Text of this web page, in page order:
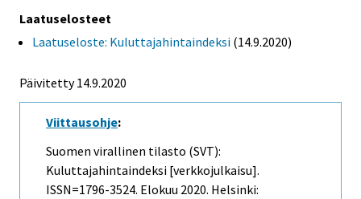
Laatuselosteet
Laatuseloste: Kuluttajahintaindeksi (14.9.2020)
Päivitetty 14.9.2020
Viittausohje:
Suomen virallinen tilasto (SVT):
Kuluttajahintaindeksi [verkkojulkaisu].
ISSN=1796-3524. Elokuu 2020. Helsinki: